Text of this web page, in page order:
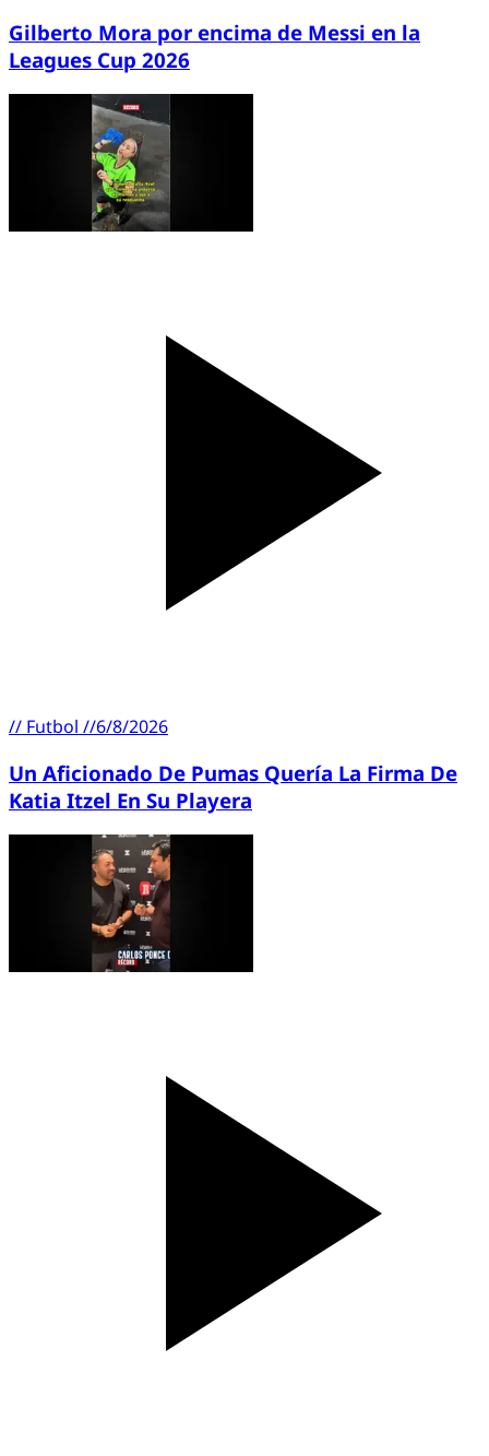
Gilberto Mora por encima de Messi en la
Leagues Cup 2026
// Futbol //6/8/2026
Un Aficionado De Pumas Quería La Firma De
Katia Itzel En Su Playera